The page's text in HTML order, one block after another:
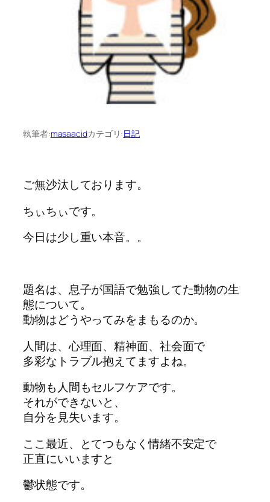
執筆者:masaacidカテゴリ:日記
ご無沙汰しております。
ちぃちぃです。
今日は少し重い本音。。
題名は、息子が国語で勉強してた動物の生
態について。
動物はどうやってみをまもるのか。
人間は、心理面、精神面、社会面で
多彩なトラブル抱えてますよね。
動物も人間もセルフケアです。
それができないと、
自分を見失います。
ここ最近、とてつもなく情緒不安定で
正直にいいますと
鬱状態です。